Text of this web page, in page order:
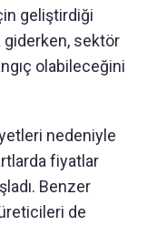
geliştirdiği
giderken, sektör
olabileceğini
nedeniyle
fiyatlar
Benzer
de